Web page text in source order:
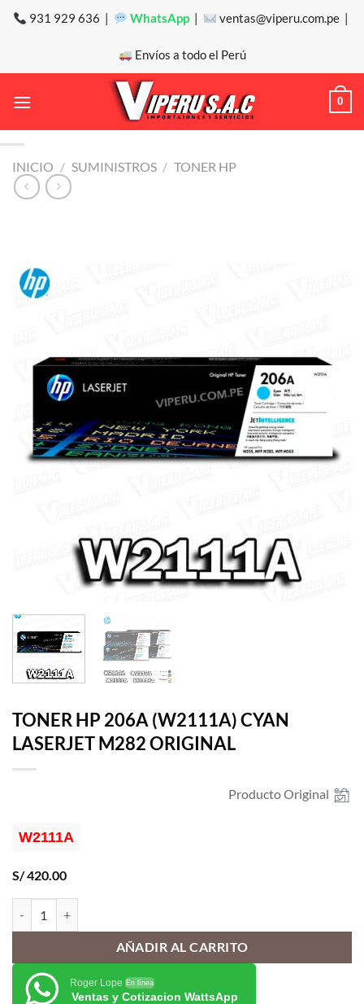
Saltar
931 929 636 | WhatsApp | ventas@viperu.com.pe |
Envíos a todo el Perú
0
INICIO / SUMINISTROS / TONER HP
TONER HP 206A (W2111A) CYAN
LASERJET M282 ORIGINAL
Producto Original
W2111A
S/420.00
AÑADIR AL CARRITO
Roger Lope En línea
Ventas y Cotizacion WattsApp